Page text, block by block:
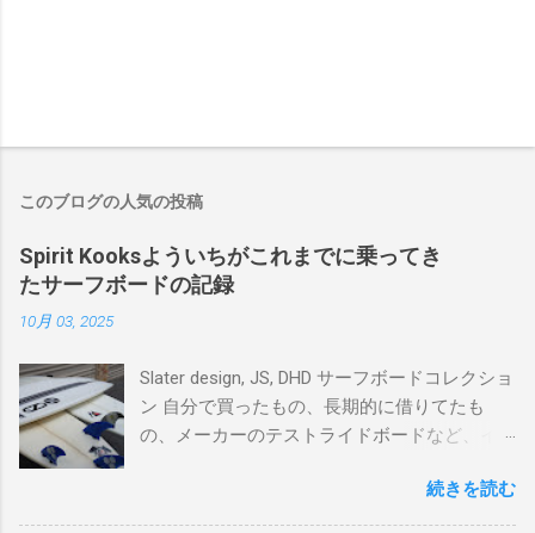
このブログの人気の投稿
Spirit Kooksよういちがこれまでに乗ってき
たサーフボードの記録
10月 03, 2025
Slater design, JS, DHD サーフボードコレクショ
ン 自分で買ったもの、長期的に借りてたも
の、メーカーのテストライドボードなど、イ
を書き残しているページです。 記録と残して
るので、過去のボードたちはもうすでに人に
続きを読む